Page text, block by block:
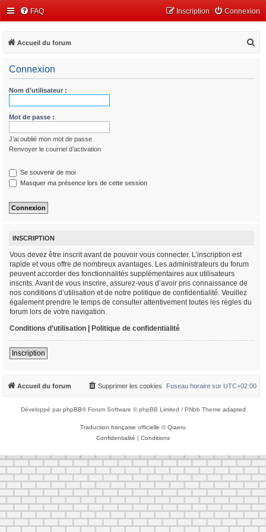
FAQ Connexion
Inscription
Accueil du forum
Connexion
Nom d’utilisateur :
Mot de passe :
J’ai oublié mon mot de passe
Renvoyer le courriel d’activation
Se souvenir de moi
Masquer ma présence lors de cette session
INSCRIPTION
Vous devez être inscrit avant de pouvoir vous connecter. L’inscription est
rapide et vous offre de nombreux avantages. Les administrateurs du forum
peuvent accorder des fonctionnalités supplémentaires aux utilisateurs
inscrits. Avant de vous inscrire, assurez-vous d’avoir pris connaissance de
nos conditions d’utilisation et de notre politique de confidentialité. Veuillez
également prendre le temps de consulter attentivement toutes les règles du
forum lors de votre navigation.
Conditions d’utilisation | Politique de confidentialité
Inscription
Accueil du forum Fuseau horaire sur UTC+02:00
Supprimer les cookies
Développé parphpBB® Forum Software © phpBB Limited / PNbb Theme adapted
Traduction française officielle ©Qiaeru
Confidentialité | Conditions